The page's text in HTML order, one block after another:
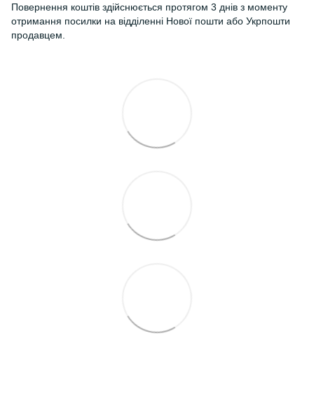
Повернення коштів здійснюється протягом 3 днів з моменту
отримання посилки на відділенні Нової пошти або Укрпошти
продавцем.